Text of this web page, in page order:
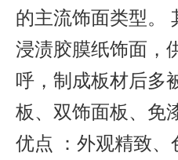
的主流饰面类型。
浸渍胶膜纸饰面，
呼，制成板材后多
板、双饰面板、免
优点 ：外观精致、